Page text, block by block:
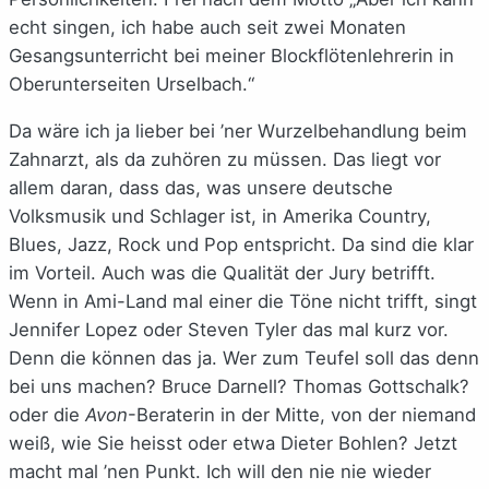
echt singen, ich habe auch seit zwei Monaten
Gesangsunterricht bei meiner Blockflötenlehrerin in
Oberunterseiten Urselbach.“
Da wäre ich ja lieber bei ’ner Wurzelbehandlung beim
Zahnarzt, als da zuhören zu müssen. Das liegt vor
allem daran, dass das, was unsere deutsche
Volksmusik und Schlager ist, in Amerika Country,
Blues, Jazz, Rock und Pop entspricht. Da sind die klar
im Vorteil. Auch was die Qualität der Jury betrifft.
Wenn in Ami-Land mal einer die Töne nicht trifft, singt
Jennifer Lopez oder Steven Tyler das mal kurz vor.
Denn die können das ja. Wer zum Teufel soll das denn
bei uns machen? Bruce Darnell? Thomas Gottschalk?
oder die Avon-Beraterin in der Mitte, von der niemand
weiß, wie Sie heisst oder etwa Dieter Bohlen? Jetzt
macht mal ’nen Punkt. Ich will den nie nie wieder